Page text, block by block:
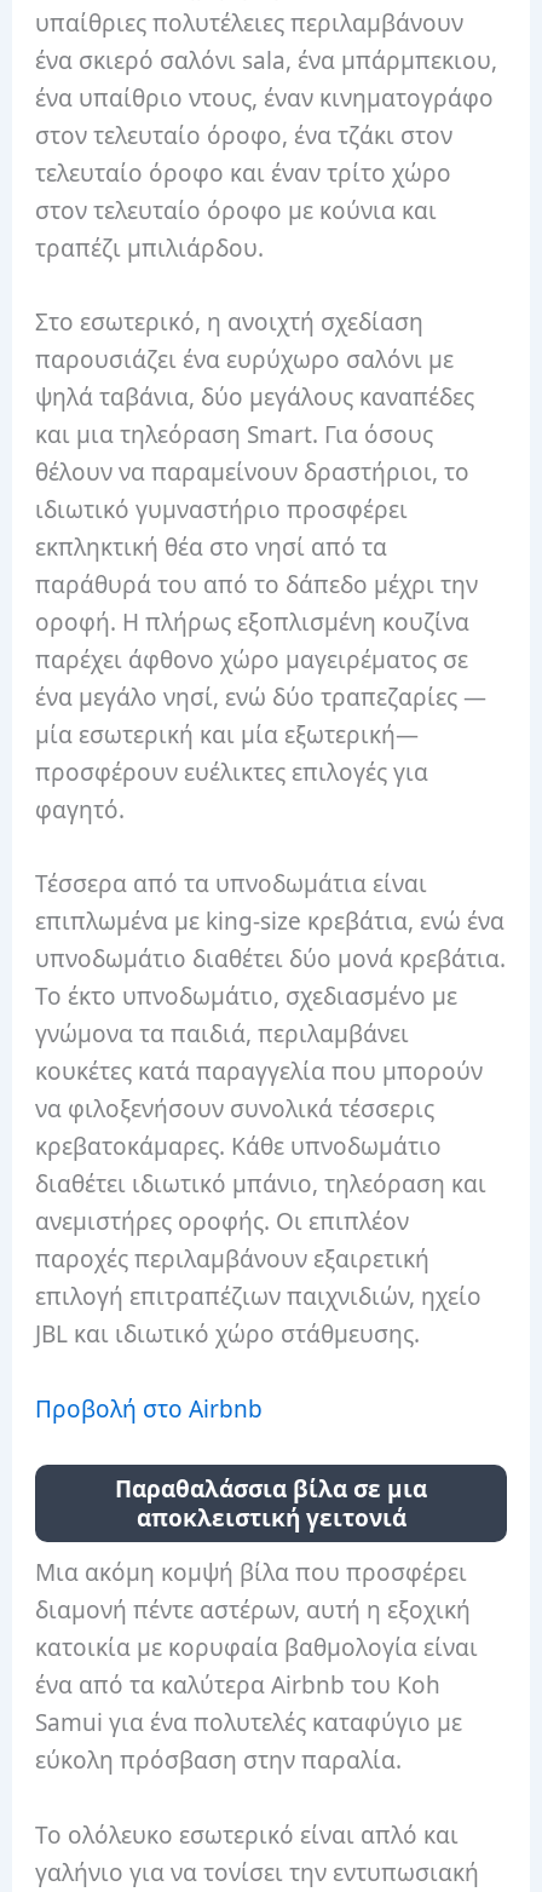
υπαίθριες πολυτέλειες περιλαμβάνουν
ένα σκιερό σαλόνι sala, ένα μπάρμπεκιου,
ένα υπαίθριο ντους, έναν κινηματογράφο
στον τελευταίο όροφο, ένα τζάκι στον
τελευταίο όροφο και έναν τρίτο χώρο
στον τελευταίο όροφο με κούνια και
τραπέζι μπιλιάρδου.
Στο εσωτερικό, η ανοιχτή σχεδίαση
παρουσιάζει ένα ευρύχωρο σαλόνι με
ψηλά ταβάνια, δύο μεγάλους καναπέδες
και μια τηλεόραση Smart. Για όσους
θέλουν να παραμείνουν δραστήριοι, το
ιδιωτικό γυμναστήριο προσφέρει
εκπληκτική θέα στο νησί από τα
παράθυρά του από το δάπεδο μέχρι την
οροφή. Η πλήρως εξοπλισμένη κουζίνα
παρέχει άφθονο χώρο μαγειρέματος σε
ένα μεγάλο νησί, ενώ δύο τραπεζαρίες —
μία εσωτερική και μία εξωτερική—
προσφέρουν ευέλικτες επιλογές για
φαγητό.
Τέσσερα από τα υπνοδωμάτια είναι
επιπλωμένα με king-size κρεβάτια, ενώ ένα
υπνοδωμάτιο διαθέτει δύο μονά κρεβάτια.
Το έκτο υπνοδωμάτιο, σχεδιασμένο με
γνώμονα τα παιδιά, περιλαμβάνει
κουκέτες κατά παραγγελία που μπορούν
να φιλοξενήσουν συνολικά τέσσερις
κρεβατοκάμαρες. Κάθε υπνοδωμάτιο
διαθέτει ιδιωτικό μπάνιο, τηλεόραση και
ανεμιστήρες οροφής. Οι επιπλέον
παροχές περιλαμβάνουν εξαιρετική
επιλογή επιτραπέζιων παιχνιδιών, ηχείο
JBL και ιδιωτικό χώρο στάθμευσης.
Προβολή στο Airbnb
Παραθαλάσσια βίλα σε μια
αποκλειστική γειτονιά
Μια ακόμη κομψή βίλα που προσφέρει
διαμονή πέντε αστέρων, αυτή η εξοχική
κατοικία με κορυφαία βαθμολογία είναι
ένα από τα καλύτερα Airbnb του Koh
Samui για ένα πολυτελές καταφύγιο με
εύκολη πρόσβαση στην παραλία.
Το ολόλευκο εσωτερικό είναι απλό και
γαλήνιο για να τονίσει την εντυπωσιακή